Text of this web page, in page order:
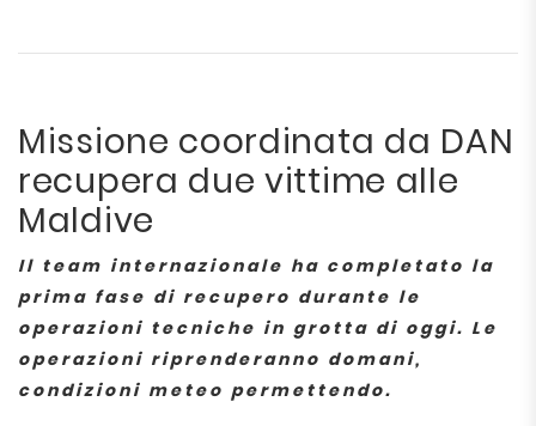
Missione coordinata da DAN
recupera due vittime alle
Maldive
Il team internazionale ha completato la
prima fase di recupero durante le
operazioni tecniche in grotta di oggi. Le
operazioni riprenderanno domani,
condizioni meteo permettendo.